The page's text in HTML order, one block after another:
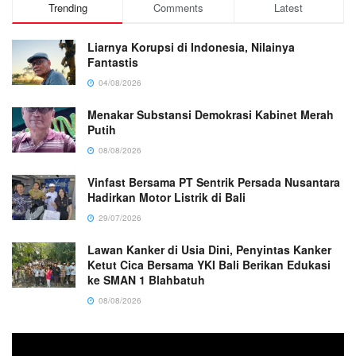
Trending Comments Latest
Liarnya Korupsi di Indonesia, Nilainya
Fantastis
04/08/2026
Menakar Substansi Demokrasi Kabinet Merah
Putih
08/08/2026
Vinfast Bersama PT Sentrik Persada Nusantara
Hadirkan Motor Listrik di Bali
29/07/2026
Lawan Kanker di Usia Dini, Penyintas Kanker
Ketut Cica Bersama YKI Bali Berikan Edukasi
ke SMAN 1 Blahbatuh
08/08/2026